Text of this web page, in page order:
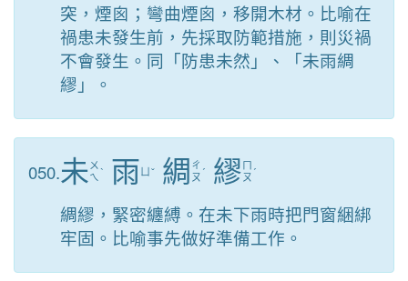
突，煙囪；彎曲煙囪，移開木材。比喻在
禍患未發生前，先採取防範措施，則災禍
不會發生。同「防患未然」、「未雨綢
繆」。
050.未 ㄨ
ㄟ ˋ 雨 ˇ 綢 ㄔ
ㄡ ˊ 繆 ㄇ
ㄡ ˊ
綢繆，緊密纏縛。在未下雨時把門窗綑綁
牢固。比喻事先做好準備工作。